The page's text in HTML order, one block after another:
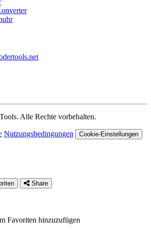
Alle Rechte vorbehalten.
Nutzungsbedingungen Cookie-Einstellungen
Share
Favoriten hinzuzufügen